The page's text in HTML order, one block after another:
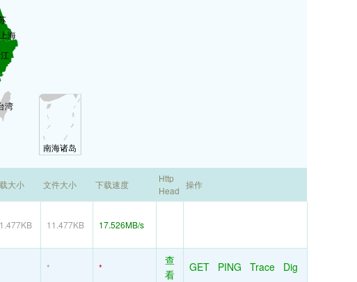
大小 文件大小 下载速度
Http
Head
操作
11.477KB 17.526MB/s
* *
查
看
GET PING Trace Dig